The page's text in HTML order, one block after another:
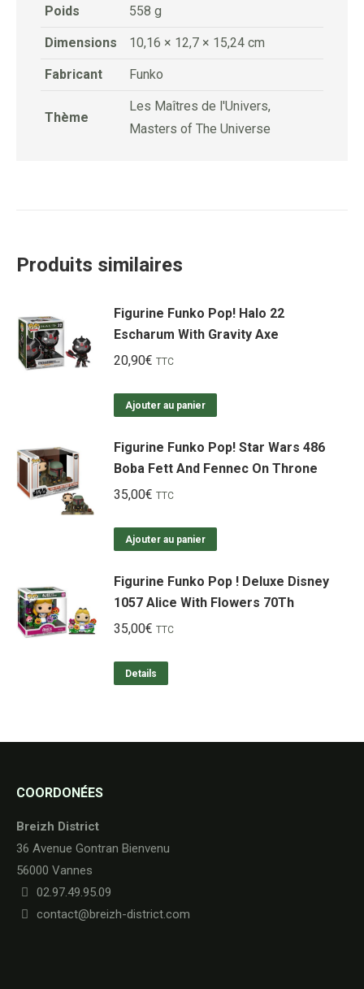
Poids 558 g
Dimensions 10,16 × 12,7 × 15,24 cm
Fabricant Funko
Thème
Les Maîtres de l'Univers,
Masters of The Universe
Produits similaires
Figurine Funko Pop! Halo 22
Escharum With Gravity Axe
20,90€ TTC
Ajouter au panier
Figurine Funko Pop! Star Wars 486
Boba Fett And Fennec On Throne
35,00€ TTC
Ajouter au panier
Figurine Funko Pop ! Deluxe Disney
1057 Alice With Flowers 70Th
35,00€ TTC
Details
COORDONÉES
Breizh District
36 Avenue Gontran Bienvenu
56000 Vannes
02.97.49.95.09
contact@breizh-district.com